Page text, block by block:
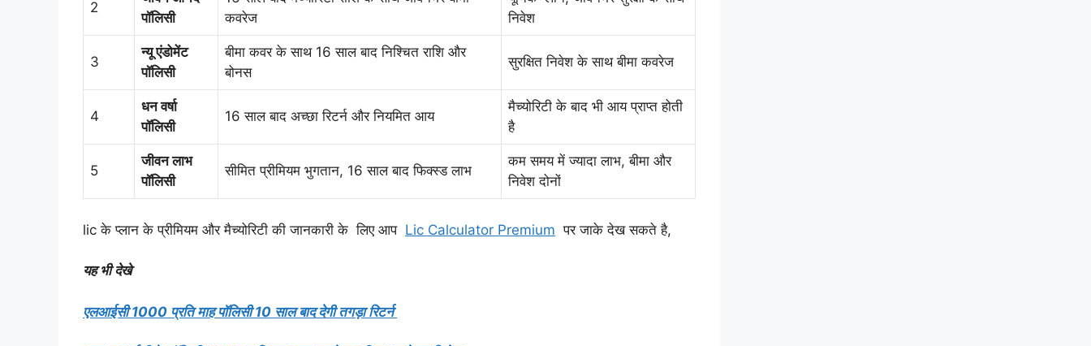
2
पॉलिसी
कवरेज
निवेश
3
न्यू एंडोमेंट
पॉलिसी
बीमा कवर के साथ 16 साल बाद निश्चित राशि और
बोनस
सुरक्षित निवेश के साथ बीमा कवरेज
4
धन वर्षा
पॉलिसी
16 साल बाद अच्छा रिटर्न और नियमित आय
मैच्योरिटी के बाद भी आय प्राप्त होती
है
5
जीवन लाभ
पॉलिसी
सीमित प्रीमियम भुगतान, 16 साल बाद फिक्स्ड लाभ
कम समय में ज्यादा लाभ, बीमा और
निवेश दोनों
lic के प्लान के प्रीमियम और मैच्योरिटी की जानकारी के लिए आप Lic Calculator Premium पर जाके देख सकते है,
यह भी देखे
एलआईसी 1000 प्रति माह पॉलिसी 10 साल बाद देगी तगड़ा रिटर्न